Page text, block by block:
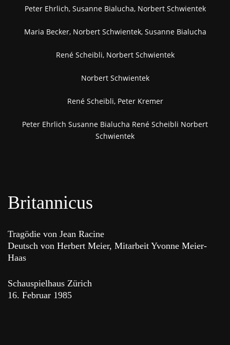
Peter Ehrlich, Susanne Bialucha, Norbert Schwientek
Maria Becker, Norbert Schwientek, Susanne Bialucha
René Scheibli, Norbert Schwientek
Norbert Schwientek
René Scheibli, Peter Kremer
Peter Ehrlich Susanne Bialucha René Scheibli Norbert
Schwientek
Britannicus
Tragödie von Jean Racine
Deutsch von Herbert Meier, Mitarbeit Yvonne Meier-
Haas
Schauspielhaus Zürich
16. Februar 1985